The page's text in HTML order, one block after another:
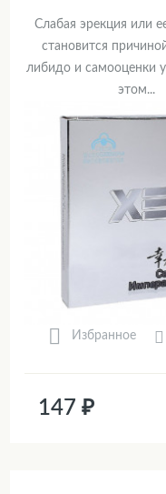
Слабая эрекция или
становится
либидо и самооценки
этом...
Избранное
147 ₽